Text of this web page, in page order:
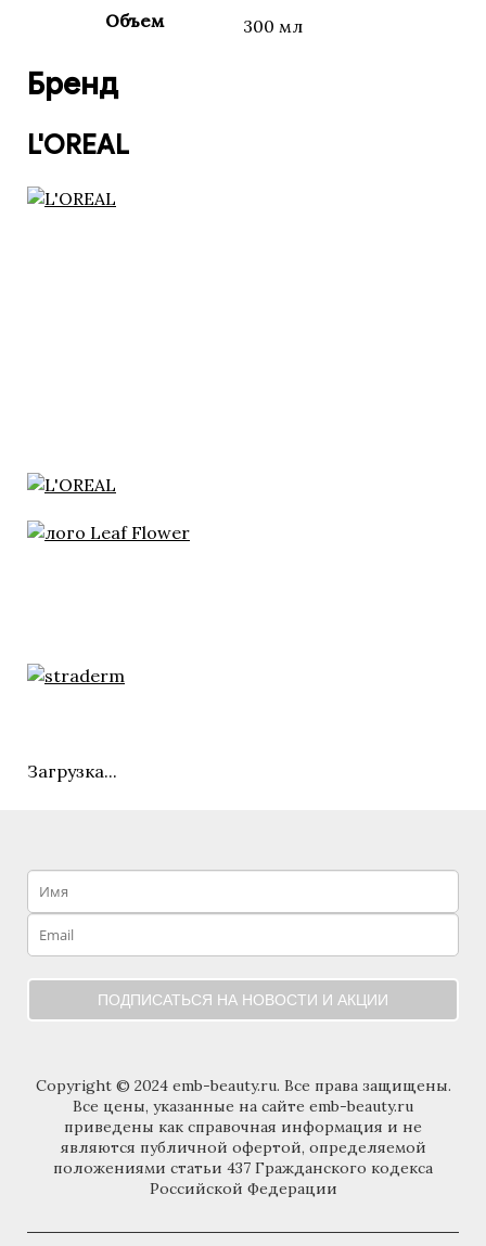
Объем 300 мл
Бренд
L'OREAL
Загрузка...
ПОДПИСАТЬСЯ НА НОВОСТИ И АКЦИИ
Copyright © 2024 emb-beauty.ru. Все права защищены.
Все цены, указанные на сайте emb-beauty.ru
приведены как справочная информация и не
являются публичной офертой, определяемой
положениями статьи 437 Гражданского кодекса
Российской Федерации